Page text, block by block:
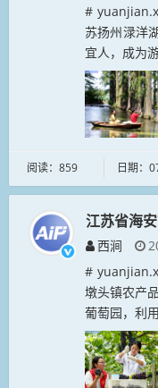
#
苏扬州渌洋
宜人，成为
穿梭游览，
阅读：859 日期：
江苏省海
西涧
#
墩头镇农产
葡萄园，利
残留抽样检
农产品质量...